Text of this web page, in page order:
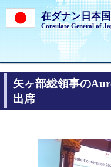
在ダナン日本
Consulate General of
矢ヶ部総領事の
出席